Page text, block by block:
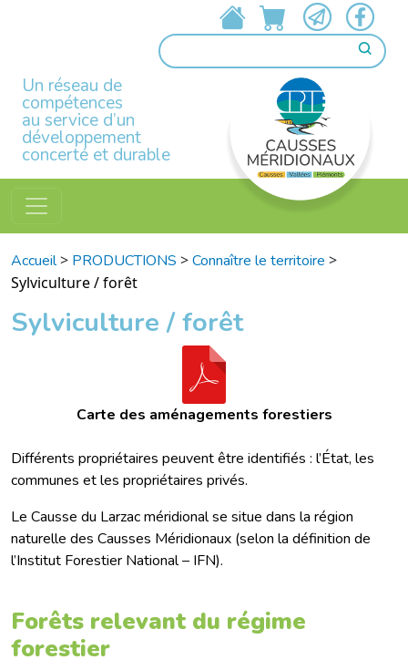
Un réseau de
compétences
au service d’un
développement
concerté et durable
Accueil> PRODUCTIONS >Connaître le territoire >
Sylviculture / forêt
Sylviculture / forêt
Carte des aménagements forestiers
Différents propriétaires peuvent être identifiés : l’État, les
communes et les propriétaires privés.
Le Causse du Larzac méridional se situe dans la région
naturelle des Causses Méridionaux (selon la définition de
l’Institut Forestier National – IFN).
Forêts relevant du régime
forestier